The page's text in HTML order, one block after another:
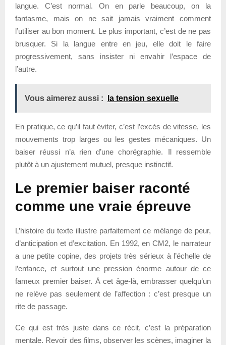
langue. C’est normal. On en parle beaucoup, on la
fantasme, mais on ne sait jamais vraiment comment
l’utiliser au bon moment. Le plus important, c’est de ne pas
brusquer. Si la langue entre en jeu, elle doit le faire
progressivement, sans insister ni envahir l’espace de
l’autre.
Vous aimerez aussi : la tension sexuelle
En pratique, ce qu’il faut éviter, c’est l’excès de vitesse, les
mouvements trop larges ou les gestes mécaniques. Un
baiser réussi n’a rien d’une chorégraphie. Il ressemble
plutôt à un ajustement mutuel, presque instinctif.
Le premier baiser raconté
comme une vraie épreuve
L’histoire du texte illustre parfaitement ce mélange de peur,
d’anticipation et d’excitation. En 1992, en CM2, le narrateur
a une petite copine, des projets très sérieux à l’échelle de
l’enfance, et surtout une pression énorme autour de ce
fameux premier baiser. À cet âge-là, embrasser quelqu’un
ne relève pas seulement de l’affection : c’est presque un
rite de passage.
Ce qui est très juste dans ce récit, c’est la préparation
mentale. Revoir des films, observer les scènes, imaginer la